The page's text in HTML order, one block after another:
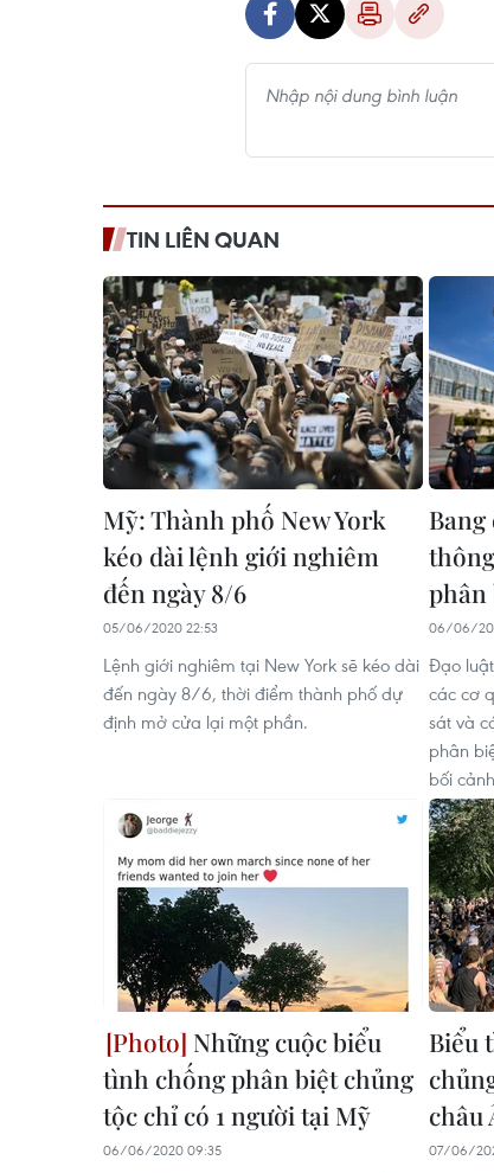
TIN LIÊN QUAN
Mỹ: Thành phố New York
kéo dài lệnh giới nghiêm
đến ngày 8/6
05/06/2020 22:53
Lệnh giới nghiêm tại New York sẽ kéo dài
đến ngày 8/6, thời điểm thành phố dự
định mở cửa lại một phần.
phân
06/06/
Đạo
các cơ
sát và
phân
bối
Những cuộc biểu
tình chống phân biệt chủng
tộc chỉ có 1 người tại Mỹ
06/06/2020 09:35
Biểu
châu
07/06/